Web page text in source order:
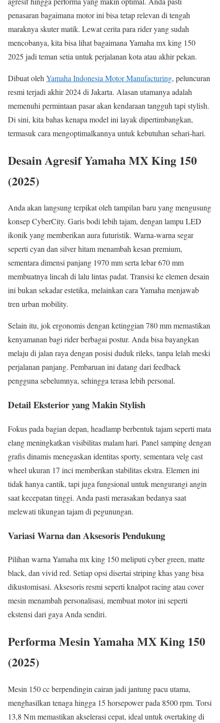
penasaran bagaimana motor ini bisa tetap relevan di tengah
maraknya skuter matik. Lewat cerita para rider yang sudah
mencobanya, kita bisa lihat bagaimana Yamaha mx king 150
2025 jadi teman setia untuk perjalanan kota atau akhir pekan.
Dibuat oleh Yamaha Indonesia Motor Manufacturing, peluncuran
resmi terjadi akhir 2024 di Jakarta. Alasan utamanya adalah
memenuhi permintaan pasar akan kendaraan tangguh tapi stylish.
Di sini, kita bahas kenapa model ini layak dipertimbangkan,
termasuk cara mengoptimalkannya untuk kebutuhan sehari-hari.
Desain Agresif Yamaha MX King 150
(2025)
Anda akan langsung terpikat oleh tampilan baru yang mengusung
konsep CyberCity. Garis bodi lebih tajam, dengan lampu LED
ikonik yang memberikan aura futuristik. Warna-warna segar
seperti cyan dan silver hitam menambah kesan premium,
sementara dimensi panjang 1970 mm serta lebar 670 mm
membuatnya lincah di lalu lintas padat. Transisi ke elemen desain
ini bukan sekadar estetika, melainkan cara Yamaha menjawab
tren urban mobility.
Selain itu, jok ergonomis dengan ketinggian 780 mm memastikan
kenyamanan bagi rider berbagai postur. Anda bisa bayangkan
melaju di jalan raya dengan posisi duduk rileks, tanpa lelah meski
perjalanan panjang. Pembaruan ini datang dari feedback
pengguna sebelumnya, sehingga terasa lebih personal.
Detail Eksterior yang Makin Stylish
Fokus pada bagian depan, headlamp berbentuk tajam seperti mata
elang meningkatkan visibilitas malam hari. Panel samping dengan
grafis dinamis menegaskan identitas sporty, sementara velg cast
wheel ukuran 17 inci memberikan stabilitas ekstra. Elemen ini
tidak hanya cantik, tapi juga fungsional untuk mengurangi angin
saat kecepatan tinggi. Anda pasti merasakan bedanya saat
melewati tikungan tajam di pegunungan.
Variasi Warna dan Aksesoris Pendukung
Pilihan warna Yamaha mx king 150 meliputi cyber green, matte
black, dan vivid red. Setiap opsi disertai striping khas yang bisa
dikustomisasi. Aksesoris resmi seperti knalpot racing atau cover
mesin menambah personalisasi, membuat motor ini seperti
ekstensi dari gaya Anda sendiri.
Performa Mesin Yamaha MX King 150
(2025)
Mesin 150 cc berpendingin cairan jadi jantung pacu utama,
menghasilkan tenaga hingga 15 horsepower pada 8500 rpm. Torsi
13,8 Nm memastikan akselerasi cepat, ideal untuk overtaking di